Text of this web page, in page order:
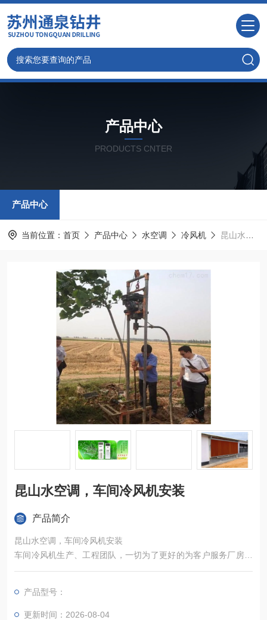
产品中心
PRODUCTS CNTER
产品中心
当前位置： 首页 产品中心 水空调 冷风机 昆山水空调，车间冷风机安装
昆山水空调，车间冷风机安装
产品简介
昆山水空调，车间冷风机安装
车间冷风机生产、工程团队，一切为了更好的为客户服务厂房通
风降温设备销售、安装，并为您提供个性化厂房通风降温方案，
产品型号：
更新时间：2026-08-04